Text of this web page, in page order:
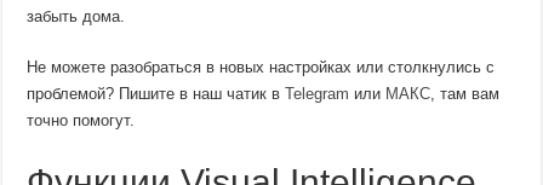
забыть дома.
Не можете разобраться в новых настройках или столкнулись с
проблемой? Пишите в наш чатик вTelegram или МАКС , там вам
точно помогут.